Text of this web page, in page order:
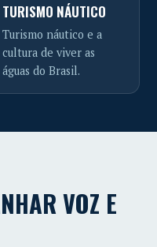
TURISMO NÁUTICO
Turismo náutico e a
cultura de viver as
águas do Brasil.
VOZ E